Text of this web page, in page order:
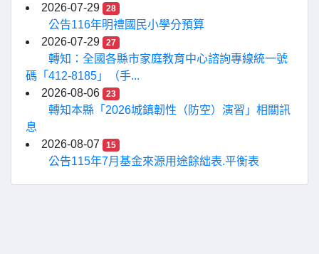
2026-07-29
28
公告116年明禮國民小學分預算
2026-07-29
27
轉知：全國各縣市家庭教育中心諮詢專線統一號
碼「412-8185」（手...
2026-08-06
23
轉知本縣「2026城鎮韌性（防空）演習」相關訊
息
2026-08-07
15
公告115年7月基金來源用途餘絀表.平衡表